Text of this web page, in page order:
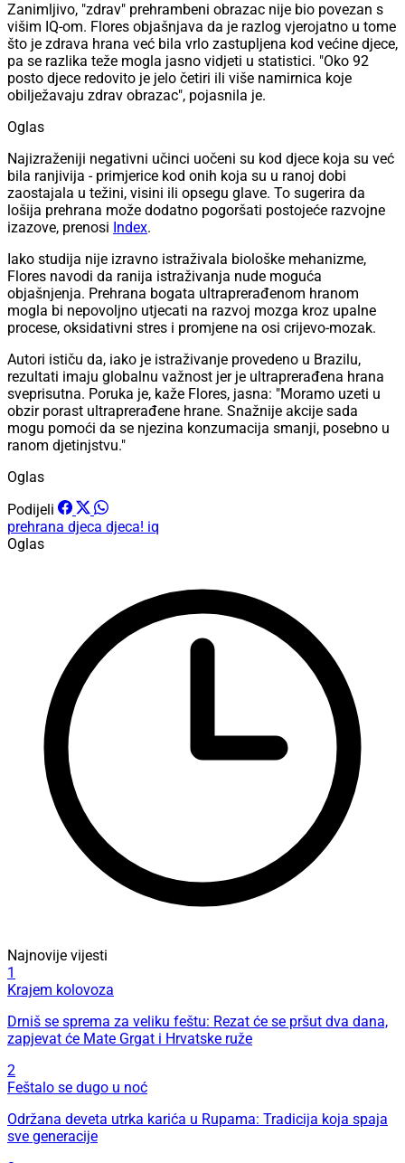
Zanimljivo, "zdrav" prehrambeni obrazac nije bio povezan s
višim IQ-om. Flores objašnjava da je razlog vjerojatno u tome
što je zdrava hrana već bila vrlo zastupljena kod većine djece,
pa se razlika teže mogla jasno vidjeti u statistici. "Oko 92
posto djece redovito je jelo četiri ili više namirnica koje
obilježavaju zdrav obrazac", pojasnila je.
Oglas
Najizraženiji negativni učinci uočeni su kod djece koja su već
bila ranjivija - primjerice kod onih koja su u ranoj dobi
zaostajala u težini, visini ili opsegu glave. To sugerira da
lošija prehrana može dodatno pogoršati postojeće razvojne
izazove, prenosi Index.
Iako studija nije izravno istraživala biološke mehanizme,
Flores navodi da ranija istraživanja nude moguća
objašnjenja. Prehrana bogata ultraprerađenom hranom
mogla bi nepovoljno utjecati na razvoj mozga kroz upalne
procese, oksidativni stres i promjene na osi crijevo-mozak.
Autori ističu da, iako je istraživanje provedeno u Brazilu,
rezultati imaju globalnu važnost jer je ultraprerađena hrana
sveprisutna. Poruka je, kaže Flores, jasna: "Moramo uzeti u
obzir porast ultraprerađene hrane. Snažnije akcije sada
mogu pomoći da se njezina konzumacija smanji, posebno u
ranom djetinjstvu."
Oglas
Podijeli
prehrana djeca djeca! iq
Oglas
Najnovije vijesti
1
Krajem kolovoza
Drniš se sprema za veliku feštu: Rezat će se pršut dva dana,
zapjevat će Mate Grgat i Hrvatske ruže
2
Feštalo se dugo u noć
Održana deveta utrka karića u Rupama: Tradicija koja spaja
sve generacije